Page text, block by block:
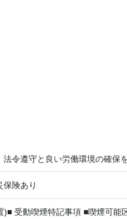
令遵守と良い労働環境の確
険あり
受動喫煙特記事項 ■喫煙可能